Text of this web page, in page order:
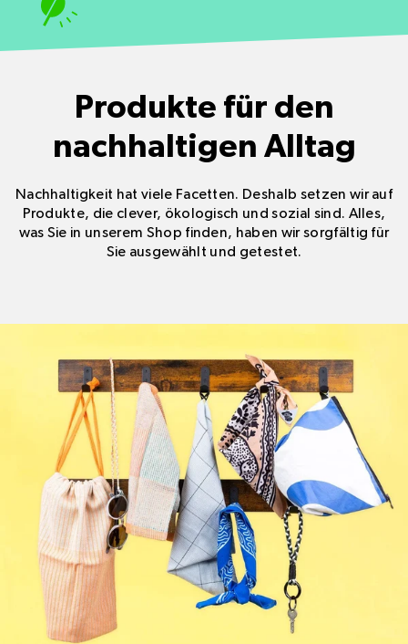
Produkte für den
nachhaltigen Alltag
Nachhaltigkeit hat viele Facetten. Deshalb setzen wir auf
Produkte, die clever, ökologisch und sozial sind. Alles,
was Sie in unserem Shop finden, haben wir sorgfältig für
Sie ausgewählt und getestet.